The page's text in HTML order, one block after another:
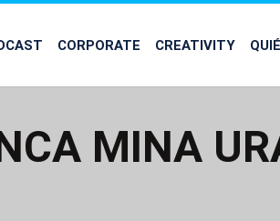
CORPORATE CREATIVITY
MINA